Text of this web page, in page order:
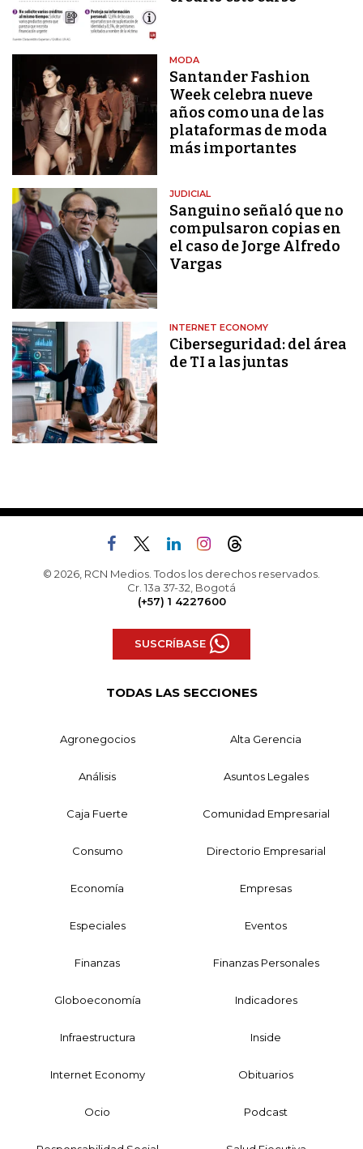
MODA
Santander Fashion
Week celebra nueve
años como una de las
plataformas de moda
más importantes
JUDICIAL
Sanguino señaló que no
compulsaron copias en
el caso de Jorge Alfredo
Vargas
INTERNET ECONOMY
Ciberseguridad: del área
de TI a las juntas
© 2026, RCN Medios. Todos los derechos reservados.
Cr. 13a 37-32, Bogotá
(+57) 1 4227600
SUSCRÍBASE
TODAS LAS SECCIONES
Agronegocios Alta Gerencia
Análisis Asuntos Legales
Caja Fuerte Comunidad Empresarial
Consumo Directorio Empresarial
Economía Empresas
Especiales Eventos
Finanzas Finanzas Personales
Globoeconomía Indicadores
Infraestructura Inside
Internet Economy Obituarios
Ocio Podcast